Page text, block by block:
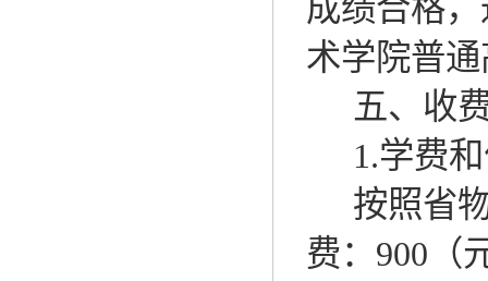
成绩合格
术学院普
五、收
1.学费
按照省
费： 900 （